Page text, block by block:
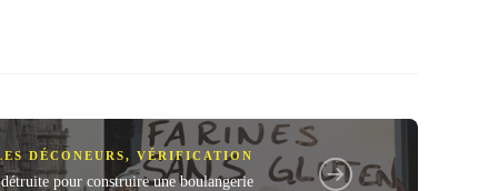
DÉCONEURS, VÉRIFICATION
pour construire une boulangerie